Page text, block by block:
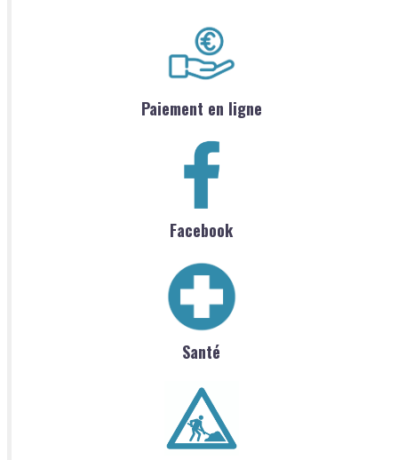
Paiement en ligne
Facebook
Santé